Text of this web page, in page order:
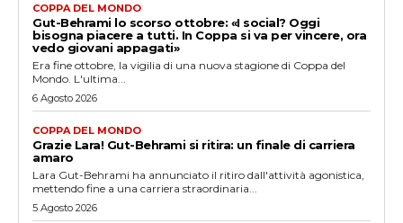
COPPA DEL MONDO
Gut-Behrami lo scorso ottobre: «I social? Oggi
bisogna piacere a tutti. In Coppa si va per vincere, ora
vedo giovani appagati»
Era fine ottobre, la vigilia di una nuova stagione di Coppa del
Mondo. L'ultima...
6 Agosto 2026
COPPA DEL MONDO
Grazie Lara! Gut-Behrami si ritira: un finale di carriera
amaro
Lara Gut-Behrami ha annunciato il ritiro dall'attività agonistica,
mettendo fine a una carriera straordinaria...
5 Agosto 2026